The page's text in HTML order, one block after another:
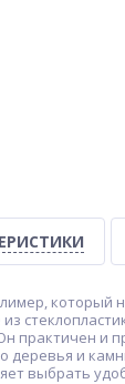
который
практичен и
деревья и
выбрать